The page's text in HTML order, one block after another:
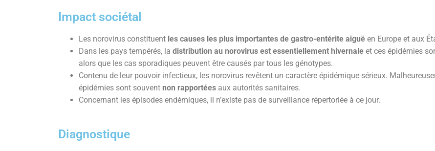
Impact sociétal
Les norovirus constituentles causes les plus importantes de gastro-entérite aiguë en Europe et aux
Dans les pays tempérés, la distribution au norovirus est essentiellement hivernaleet ces épidémies
alors que les cas sporadiques peuvent être causés par tous les génotypes.
Contenu de leur pouvoir infectieux, les norovirus revêtent un caractère épidémique sérieux.
épidémies sont souvent non rapportéesaux autorités sanitaires.
Concernant les épisodes endémiques, il n’existe pas de surveillance répertoriée à ce jour.
Diagnostique